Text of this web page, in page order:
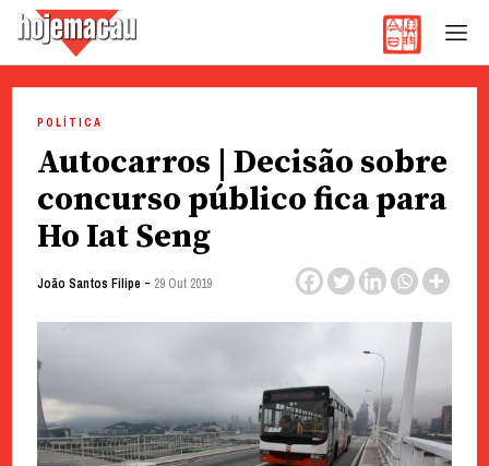
content
POLÍTICA
Autocarros | Decisão sobre
concurso público fica para
Ho Iat Seng
João Santos Filipe - 29 Out 2019